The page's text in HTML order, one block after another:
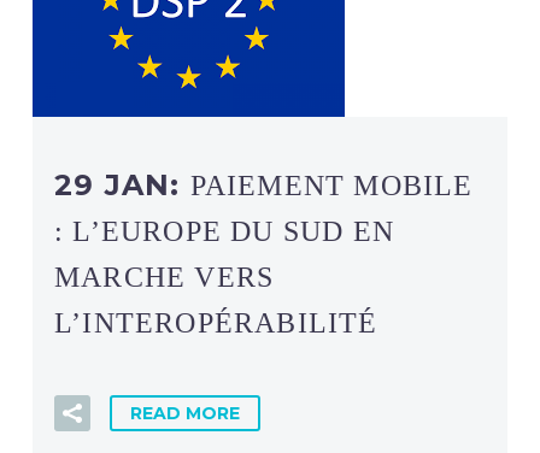
29 JAN: PAIEMENT MOBILE
: L’EUROPE DU SUD EN
MARCHE VERS
L’INTEROPÉRABILITÉ
READ MORE